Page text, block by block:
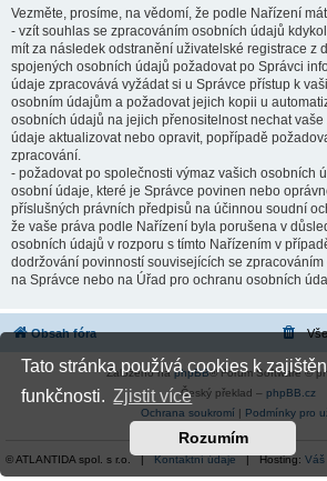
Tato stránka používá cookies k
funkčnosti. Zjistit více
Rozumím
Vezměte, prosíme, na vědomí, že podle Nařízení
- vzít souhlas se zpracováním osobních údajů
mít za následek odstranění uživatelské registrace z
spojených osobních údajů požadovat po Správci
údaje zpracovává vyžádat si u Správce přístup k
osobním údajům a požadovat jejich kopii u
osobních údajů na jejich přenositelnost nechat
údaje aktualizovat nebo opravit, popřípadě
zpracování.
- požadovat po společnosti výmaz vašich osobních
osobní údaje, které je Správce povinen nebo
příslušných právních předpisů na účinnou soudní
že vaše práva podle Nařízení byla porušena v
osobních údajů v rozporu s tímto Nařízením v
dodržování povinností souvisejících se
na Správce nebo na Úřad pro ochranu osobních
Obsah fóra
Založeno naphpBB® Forum Software ©
Český překlad – phpBB.cz
Ochrana soukromí| Podmínky pro
© ATLANTIDA spol. s r.o. |Kontaktní údaje| Hosting: Váš